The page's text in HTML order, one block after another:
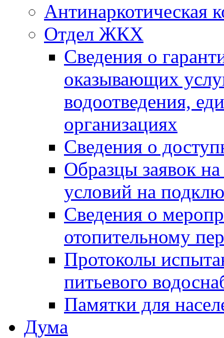
Антинаркотическая
Отдел ЖКХ
Сведения о
оказывающих
водоотведения,
организациях
Сведения о
Образцы заявок
условий на
Сведения о
отопительному
Протоколы
питьевого
Памятки для
Дума